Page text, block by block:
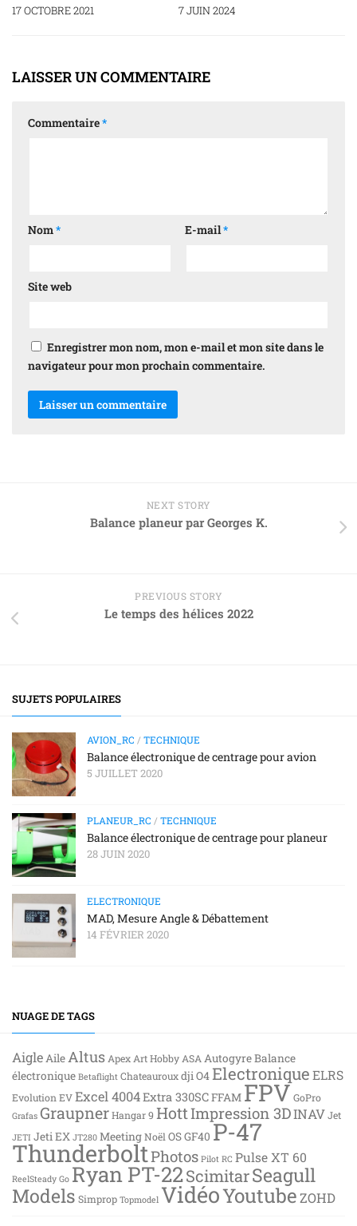
17 OCTOBRE 2021 7 JUIN 2024
LAISSER UN COMMENTAIRE
Commentaire*
Nom* E-mail*
Site web
Enregistrer mon nom, mon e-mail et mon site dans le
navigateur pour mon prochain commentaire.
NEXT STORY
Balance planeur par Georges K.
PREVIOUS STORY
Le temps des hélices 2022
SUJETS POPULAIRES
AVION_RC / TECHNIQUE
Balance électronique de centrage pour avion
5 JUILLET 2020
PLANEUR_RC / TECHNIQUE
Balance électronique de centrage pour planeur
28 JUIN 2020
ELECTRONIQUE
MAD, Mesure Angle & Débattement
14 FÉVRIER 2020
NUAGE DE TAGS
AigleAile Altus Apex Art Hobby ASA AutogyreBalance
électronique Betaflight Chateaurouxdji O4Electronique ELRS
Evolution EVExcel 4004Extra 330SCFFAM FPVGoPro
Grafas GraupnerHangar 9 HottImpression 3DINAVJet
JETI Jeti EX JT280 MeetingNoël OS GF40 P-47
ThunderboltPhotos Pilot RC Pulse XT 60
ReelSteady Go Ryan PT-22ScimitarSeagull
Models Simprop Topmodel VidéoYoutube ZOHD